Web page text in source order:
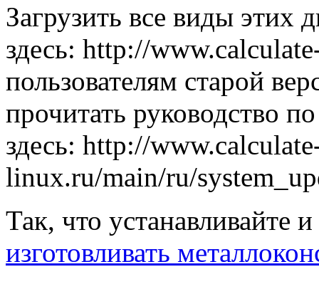
Загрузить все виды этих
здесь: http://
пользователям старой
прочитать руководство
здесь: http://
linux.ru/main/ru/
Так, что устанавливайте
изготовливать